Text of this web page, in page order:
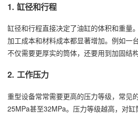
1. 缸径和行程
缸径和行程直接决定了油缸的体积和重量
加工成本和材料成本都显著增加。例如一
不仅需要更厚实的筒体，还要用到加固结
2. 工作压力
重型设备常常需要更高的压力等级，常见
25MPa甚至32MPa。压力等级越高，对